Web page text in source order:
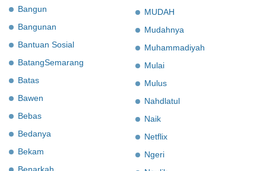
Bangun
Bangunan
Bantuan Sosial
BatangSemarang
Batas
Bawen
Bebas
Bedanya
Bekam
MUDAH
Mudahnya
Muhammadiyah
Mulai
Mulus
Nahdlatul
Naik
Netflix
Ngeri